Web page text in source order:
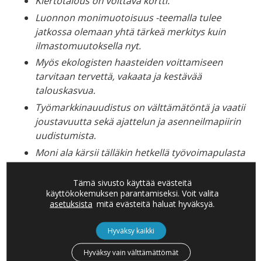
Luonnon monimuotoisuus -teemalla tulee
jatkossaolemaan yhtä tärkeä merkitys kuin
ilmastomuutoksella nyt.
Myös ekologisten haasteiden voittamiseen
tarvitaan tervettä, vakaata ja kestävää
talouskasvua.
Työmarkkinauudistuson välttämätöntä ja vaatii
joustavuuttasekäajattelun jaasenneilmapiirin
uudistumista.
Moni ala kärsii tälläkin hetkellä työvoimapulasta
jatyömarkkinoiden hyödyntämättömät
mahdollisuudettulisihuom ioidaentistä
paremmin.
Terveysturvallisuus on keskeistä niin nyt kuin
pitkällä tähtäimellä. Asiakkaat ovat
maksamaan tästä.Suomella on mahdollisuus
olla terveysturvallisen matkustamisen mallimaa.
Tämä sivusto käyttää evästeitä
käyttökokemuksen parantamiseksi. Voit valita
asetuksista mitä evästeitä haluat hyväksyä.
Hyväksy kaikki
Hyväksy vain välttämättömät